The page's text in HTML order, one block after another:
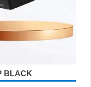
BLACK